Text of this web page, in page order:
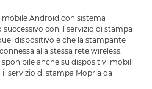
Android con sistema
con il servizio di stampa
dispositivo e che la stampante
alla stessa rete wireless.
anche su dispositivi mobili
servizio di stampa Mopria da